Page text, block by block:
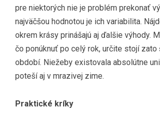
pre niektorých nie je problém prekonať
najväčšou hodnotou je ich variabilita.
okrem krásy prinášajú aj ďalšie výhody.
čo ponúknuť po celý rok, určite stojí
období. Niežeby existovala absolútne
poteší aj v mrazivej zime.
Praktické kríky